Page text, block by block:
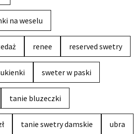
na weselu
renee reserved swetry
sweter w paski
tanie bluzeczki
tanie swetry damskie ubra